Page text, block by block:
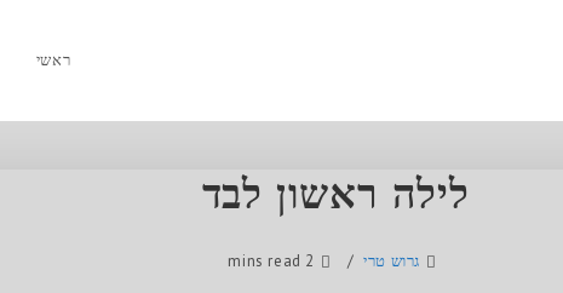
ראשי
לילה ראשון לבד
גרוש טרי 2 mins read